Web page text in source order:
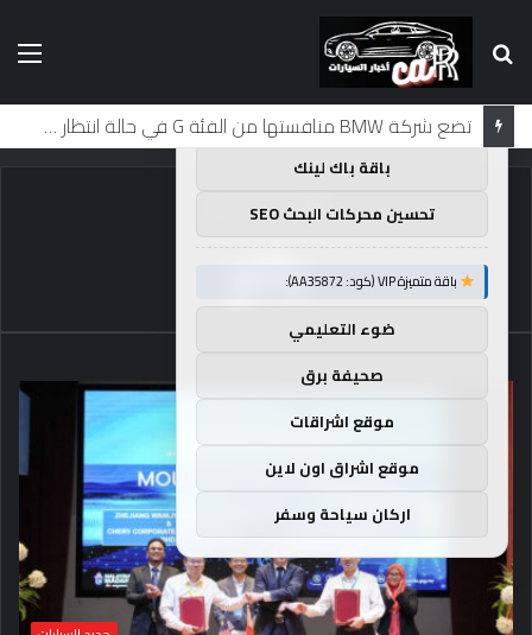
بحث
عن
لماذا تم منع النساء من المشاركة في لومان لعقود من الزمن؟
الرئيسية
بائع
توصيات :
باقة متميزة VIP (كود: AA11138):
باقة باك لينك
تحسين محركات البحث SEO
باقة متميزة VIP (كود: AA35872):
ضوء التعليمي
صحيفة برق
موقع اشراقات
موقع اشراق اون لاين
اركان سياحة وسفر